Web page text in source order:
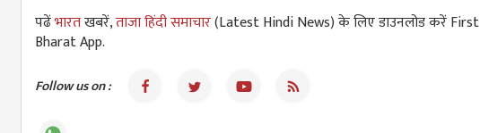
पढेंभारतखबरें,ताजा हिंदी समाचार(Latest Hindi News) के लिए डाउनलोड करें First
Bharat App.
Follow us on :